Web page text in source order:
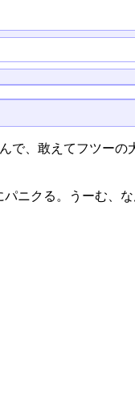
で、敢えてフツーの
ニクる。うーむ、な